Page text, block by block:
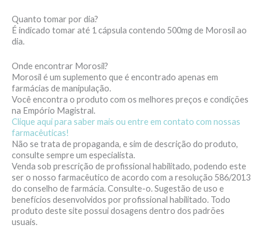
Quanto tomar por dia?
É indicado tomar até 1 cápsula contendo 500mg de Morosil ao
dia.
Onde encontrar Morosil?
Morosil é um suplemento que é encontrado apenas em
farmácias de manipulação.
Você encontra o produto com os melhores preços e condições
na Empório Magistral.
Clique aqui para saber mais ou entre em contato com nossas
farmacêuticas!
Não se trata de propaganda, e sim de descrição do produto,
consulte sempre um especialista.
Venda sob prescrição de profissional habilitado, podendo este
ser o nosso farmacêutico de acordo com a resolução 586/2013
do conselho de farmácia. Consulte-o. Sugestão de uso e
benefícios desenvolvidos por profissional habilitado. Todo
produto deste site possui dosagens dentro dos padrões
usuais.